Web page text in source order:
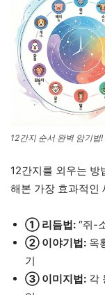
12간지 순서 완벽 암기법
12간지를 외우는 방
해본 가장 효과적인
① 리듬법: “쥐-
② 이야기법: 옥
기
③ 이미지법: 각